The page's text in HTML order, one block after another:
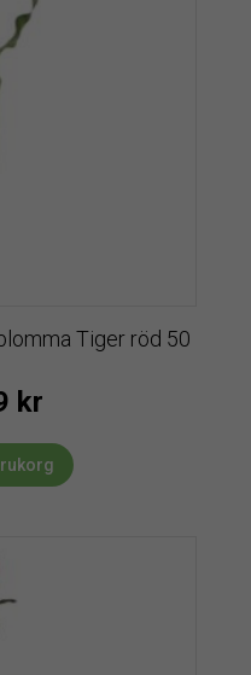
Tiger röd 50
kr